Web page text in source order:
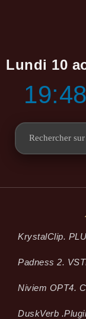
Lundi 10
KrystalClip.
Padness 2.
Niviem OPT4.
Dusk­Verb